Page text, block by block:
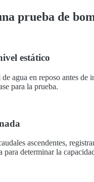
prueba de
estático
agua en reposo antes de
para la prueba.
ascendentes,
para determinar la